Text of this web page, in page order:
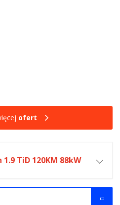
ofert
TiD 120KM 88kW